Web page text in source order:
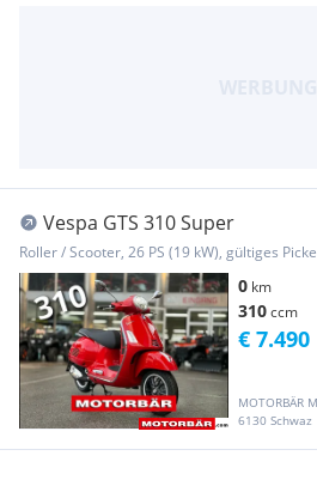
Vespa GTS 310 Super
Roller / Scooter, 26 PS (19 kW), gültiges
0 km
310ccm
6130 Schwaz
€ 7.490